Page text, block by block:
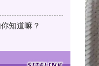
知道嘛？